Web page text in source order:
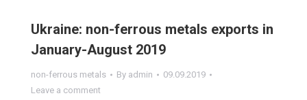
Ukraine: non-ferrous metals exports in
January-August 2019
non-ferrous metals By admin
09.09.2019
Leave a comment